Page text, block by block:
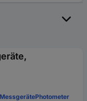
Photometer